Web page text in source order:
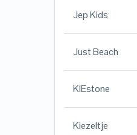
Jep Kids
Just Beach
KIEstone
Kiezeltje